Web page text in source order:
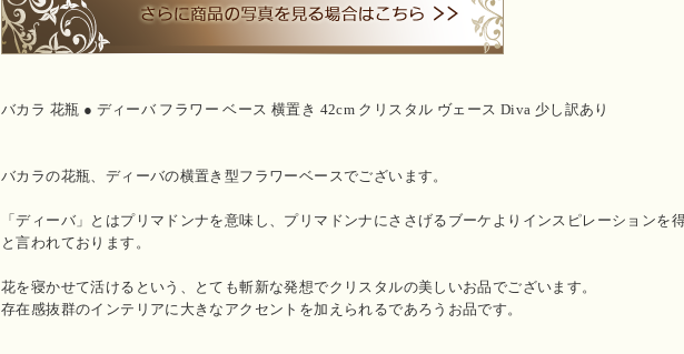
バカラ 花瓶 ● ディーバ フラワー ベース 横置き 42cm クリスタル ヴェース Diva 少し訳あり
バカラの花瓶、ディーバの横置き型フラワーベースでございます。
「ディーバ」とはプリマドンナを意味し、プリマドンナにささげるブーケよりインスピレーションを
と言われております。
花を寝かせて活けるという、とても斬新な発想でクリスタルの美しいお品でございます。
存在感抜群のインテリアに大きなアクセントを加えられるであろうお品です。